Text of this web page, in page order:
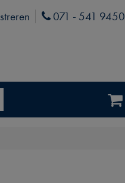
Phone
071 - 541 9450